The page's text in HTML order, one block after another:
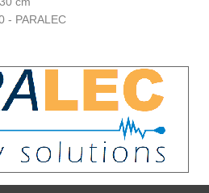
- PARALEC